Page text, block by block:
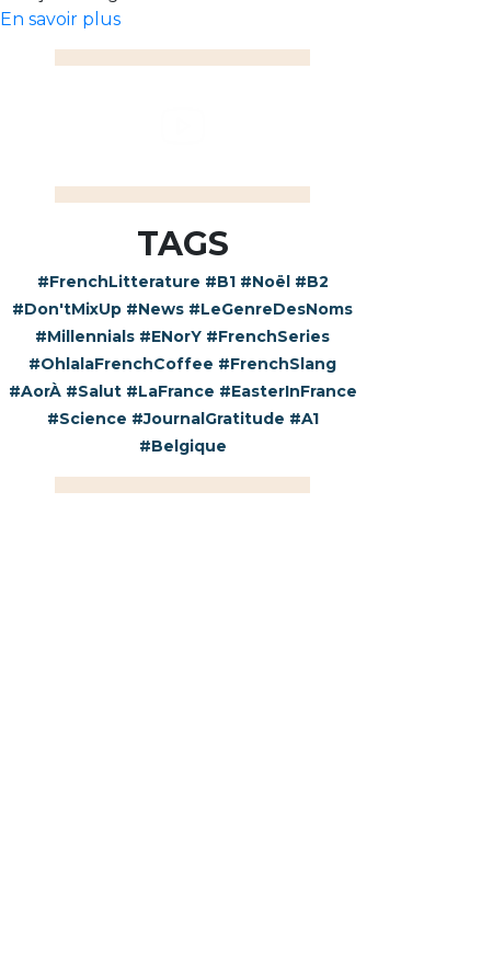
En savoir plus
TAGS
#FrenchLitterature #B1 #Noël #B2
#Don'tMixUp #News #LeGenreDesNoms
#Millennials #ENorY #FrenchSeries
#OhlalaFrenchCoffee #FrenchSlang
#AorÀ #Salut #LaFrance #EasterInFrance
#Science #JournalGratitude #A1
#Belgique